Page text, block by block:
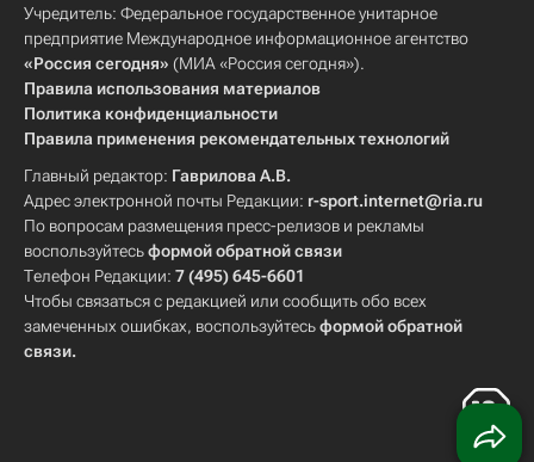
Учредитель: Федеральное государственное унитарное
предприятие Международное информационное агентство
«Россия сегодня» (МИА «Россия сегодня»).
Правила использования материалов
Политика конфиденциальности
Правила применения рекомендательных технологий
Главный редактор: Гаврилова А.В.
Адрес электронной почты Редакции: r-sport.internet@ria.ru
По вопросам размещения пресс-релизов и рекламы
воспользуйтесьформой обратной связи
Телефон Редакции: 7 (495) 645-6601
Чтобы связаться с редакцией или сообщить обо всех
замеченных ошибках, воспользуйтесьформой обратной
связи.